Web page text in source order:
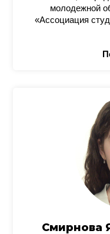
молодежной
«Ассоциация
Смирнова